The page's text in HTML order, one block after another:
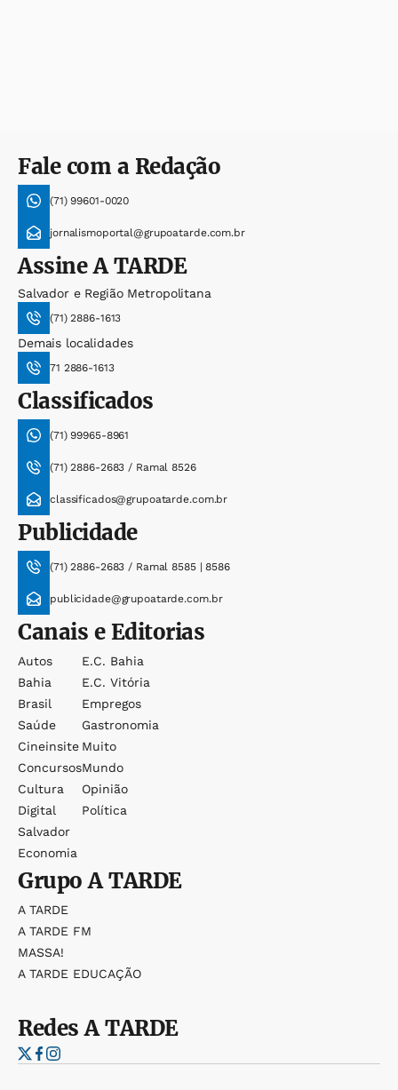
Fale com a Redação
(71) 99601-0020
jornalismoportal@grupoatarde.com.br
AssineA TARDE
Salvador e Região Metropolitana
(71) 2886-1613
Demais localidades
71 2886-1613
Classificados
(71) 99965-8961
(71) 2886-2683 / Ramal 8526
classificados@grupoatarde.com.br
Publicidade
(71) 2886-2683 / Ramal 8585 | 8586
publicidade@grupoatarde.com.br
Canais e Editorias
Autos
Bahia
Brasil
Saúde
Cineinsite
Concursos
Cultura
Digital
Salvador
Economia
E.c. Bahia
E.c. Vitória
Empregos
Gastronomia
Muito
Mundo
Opinião
Política
GrupoA TARDE
A TARDE
A TARDE FM
MASSA!
A TARDE EDUCAÇÃO
RedesA TARDE